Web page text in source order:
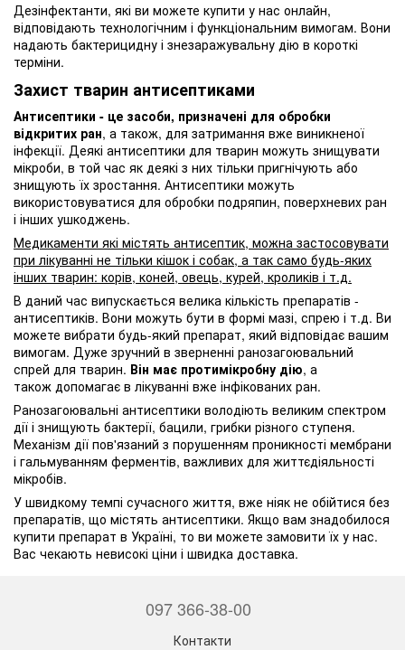
Дезінфектанти, які ви можете купити у нас онлайн,
відповідають технологічним і функціональним вимогам. Вони
надають бактерицидну і знезаражувальну дію в короткі
терміни.
Захист тварин антисептиками
Антисептики - це засоби, призначені для обробки
відкритих ран, а також, для затримання вже виникненої
інфекції. Деякі антисептики для тварин можуть знищувати
мікроби, в той час як деякі з них тільки пригнічують або
знищують їх зростання. Антисептики можуть
використовуватися для обробки подряпин, поверхневих ран
і інших ушкоджень.
Медикаменти які містять антисептик, можна застосовувати
при лікуванні не тільки кішок і собак, а так само будь-яких
інших тварин: корів, коней, овець, курей, кроликів і т.д.
В даний час випускається велика кількість препаратів -
антисептиків. Вони можуть бути в формі мазі, спрею і т.д. Ви
можете вибрати будь-який препарат, який відповідає вашим
вимогам. Дуже зручний в зверненні ранозагоювальний
спрей для тварин. Він має протимікробну дію, а
також допомагає в лікуванні вже інфікованих ран.
Ранозагоювальні антисептики володіють великим спектром
дії і знищують бактерії, бацили, грибки різного ступеня.
Механізм дії пов'язаний з порушенням проникності мембрани
і гальмуванням ферментів, важливих для життєдіяльності
мікробів.
У швидкому темпі сучасного життя, вже ніяк не обійтися без
препаратів, що містять антисептики. Якщо вам знадобилося
купити препарат в Україні, то ви можете замовити їх у нас.
Вас чекають невисокі ціни і швидка доставка.
097 366-38-00
Контакти